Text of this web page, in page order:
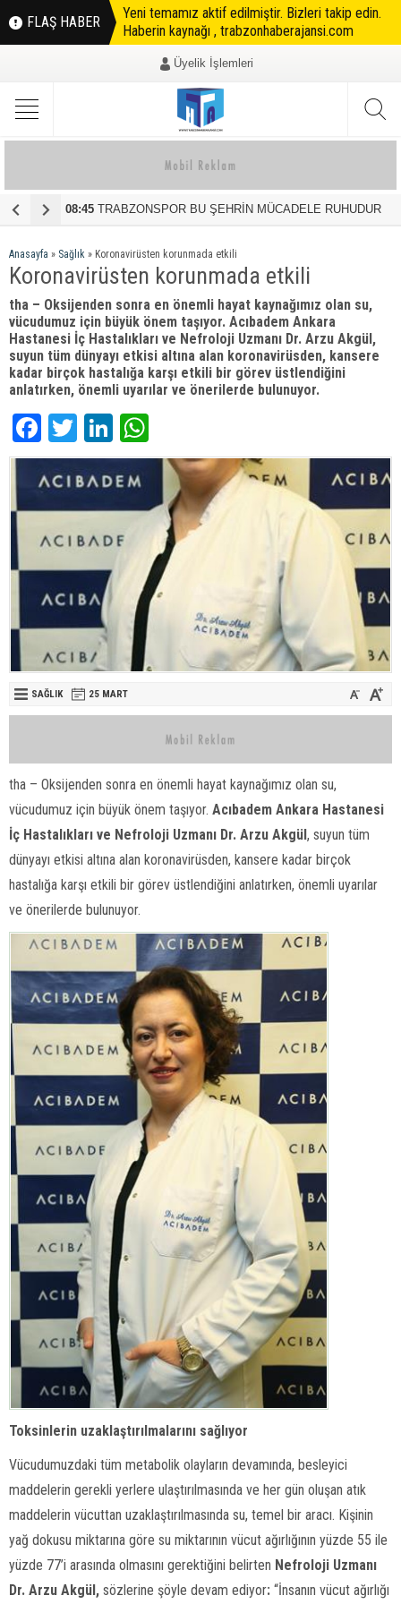
FLAŞ HABER
Yeni temamız aktif edilmiştir. Bizleri takip edin.
Haberin kaynağı , trabzonhaberajansi.com
Üyelik İşlemleri
08:45 TRABZONSPOR BU ŞEHRİN MÜCADELE RUHUDUR
Anasayfa » Sağlık » Koronavirüsten korunmada etkili
Koronavirüsten korunmada etkili
tha – Oksijenden sonra en önemli hayat kaynağımız olan su,
vücudumuz için büyük önem taşıyor. Acıbadem Ankara
Hastanesi İç Hastalıkları ve Nefroloji Uzmanı Dr. Arzu Akgül,
suyun tüm dünyayı etkisi altına alan koronavirüsden, kansere
kadar birçok hastalığa karşı etkili bir görev üstlendiğini
anlatırken, önemli uyarılar ve önerilerde bulunuyor.
Facebook
TwitterLinkedIn
SAĞLIK 25 MART
tha – Oksijenden sonra en önemli hayat kaynağımız olan su,
vücudumuz için büyük önem taşıyor. Acıbadem Ankara Hastanesi
İç Hastalıkları ve Nefroloji Uzmanı Dr. Arzu Akgül, suyun tüm
dünyayı etkisi altına alan koronavirüsden, kansere kadar birçok
hastalığa karşı etkili bir görev üstlendiğini anlatırken, önemli uyarılar
ve önerilerde bulunuyor.
Toksinlerin uzaklaştırılmalarını sağlıyor
Vücudumuzdaki tüm metabolik olayların devamında, besleyici
maddelerin gerekli yerlere ulaştırılmasında ve her gün oluşan atık
maddelerin vücuttan uzaklaştırılmasında su, temel bir aracı. Kişinin
yağ dokusu miktarına göre su miktarının vücut ağırlığının yüzde 55 ile
yüzde 77’i arasında olmasını gerektiğini belirten Nefroloji Uzmanı
Dr. Arzu Akgül, sözlerine şöyle devam ediyor: “İnsanın vücut ağırlığı